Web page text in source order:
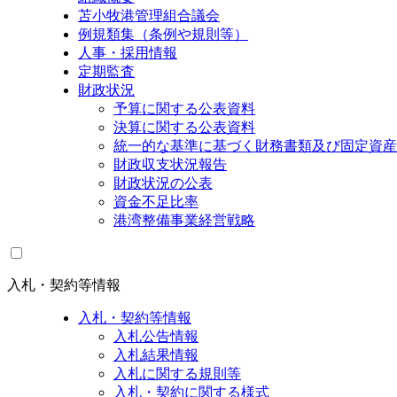
苫小牧港管理組合議会
例規類集（条例や規則等）
人事・採用情報
定期監査
財政状況
予算に関する公表資料
決算に関する公表資料
統一的な基準に基づく財務書類及び固定資
財政収支状況報告
財政状況の公表
資金不足比率
港湾整備事業経営戦略
入札・契約等情報
入札・契約等情報
入札公告情報
入札結果情報
入札に関する規則等
入札・契約に関する様式